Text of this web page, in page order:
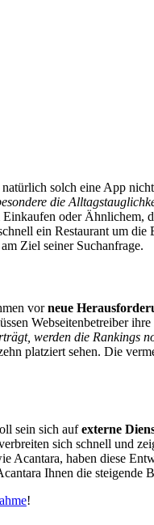
solch eine App
die
oder Ähnlichem,
ein Restaurant um
Ziel seiner Suchanfrage.
vorneue
Webseitenbetreiber
werden die Rankings
platziert sehen. Die
sein sich aufexterne
sich schnell und
Acantara, haben diese
Ihnen die steigende
!